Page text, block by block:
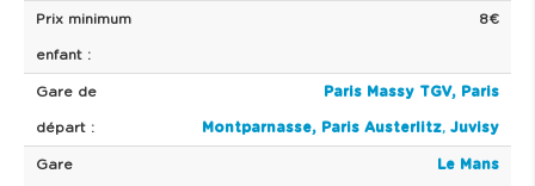
Prix minimum
enfant :
8€
Gare de
départ :
Paris Massy TGV, Paris
Montparnasse, Paris Austerlitz, Juvisy
Gare Le Mans